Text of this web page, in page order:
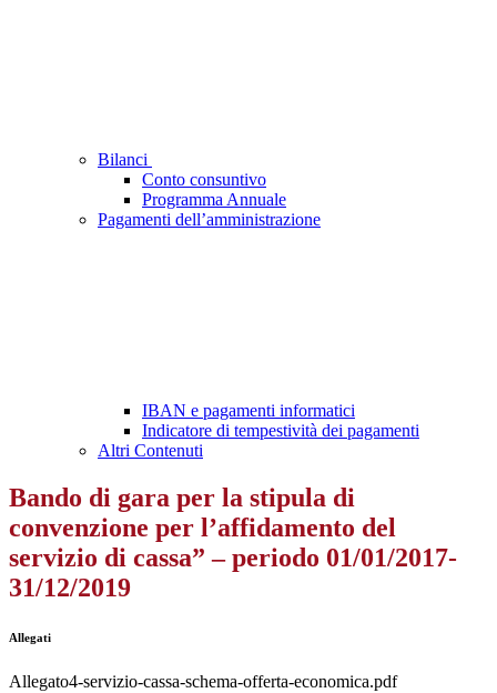
Bilanci
Conto consuntivo
Programma Annuale
Pagamenti dell’amministrazione
IBAN e pagamenti informatici
Indicatore di tempestività dei pagamenti
Altri Contenuti
Bando di gara per la stipula di
convenzione per l’affidamento del
servizio di cassa” – periodo 01/01/2017-
31/12/2019
Allegati
Allegato4-servizio-cassa-schema-offerta-economica.pdf